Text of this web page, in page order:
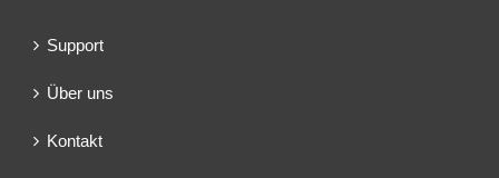
Support
Über uns
Kontakt